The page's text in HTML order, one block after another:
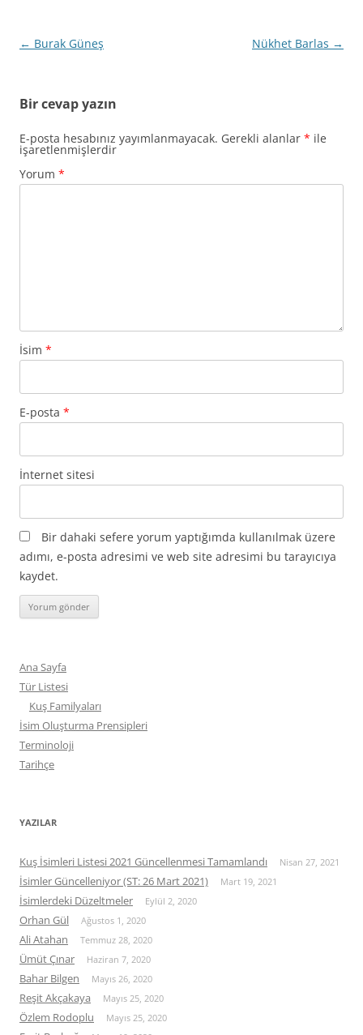
Yazı
← Burak Güneş Nükhet Barlas →
Bir cevap yazın
E-posta hesabınız yayımlanmayacak. Gerekli alanlar * ile
işaretlenmişlerdir
Yorum *
İsim *
E-posta *
İnternet sitesi
Bir dahaki sefere yorum yaptığımda kullanılmak üzere
adımı, e-posta adresimi ve web site adresimi bu tarayıcıya
kaydet.
Ana Sayfa
Tür Listesi
Kuş Familyaları
İsim Oluşturma Prensipleri
Terminoloji
Tarihçe
YAZILAR
Kuş İsimleri Listesi 2021 Güncellenmesi Tamamlandı Nisan 27, 2021
İsimler Güncelleniyor (ST: 26 Mart 2021) Mart 19, 2021
İsimlerdeki Düzeltmeler Eylül 2, 2020
Orhan Gül Ağustos 1, 2020
Ali Atahan Temmuz 28, 2020
Ümüt Çınar Haziran 7, 2020
Bahar Bilgen Mayıs 26, 2020
Reşit Akçakaya Mayıs 25, 2020
Özlem Rodoplu Mayıs 25, 2020